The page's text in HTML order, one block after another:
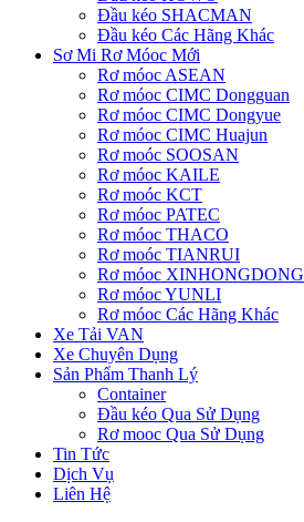
Đầu kéo SHACMAN
Đầu kéo Các Hãng Khác
Sơ Mi Rơ Móoc Mới
Rơ móoc ASEAN
Rơ móoc CIMC Dongguan
Rơ móoc CIMC Dongyue
Rơ móoc CIMC Huajun
Rơ moóc SOOSAN
Rơ móoc KAILE
Rơ moóc KCT
Rơ móoc PATEC
Rơ móoc THACO
Rơ moóc TIANRUI
Rơ móoc XINHONGDONG
Rơ móoc YUNLI
Rơ móoc Các Hãng Khác
Xe Tải VAN
Xe Chuyên Dụng
Sản Phẩm Thanh Lý
Container
Đầu kéo Qua Sử Dụng
Rơ mooc Qua Sử Dụng
Tin Tức
Dịch Vụ
Liên Hệ